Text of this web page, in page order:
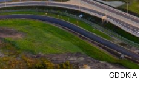
GDDKiA